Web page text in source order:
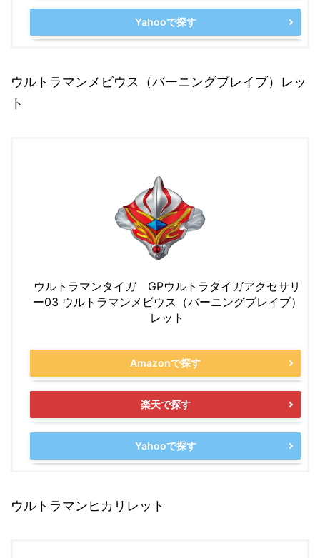
Yahooで探す
ウルトラマンメビウス（バーニングブレイブ）レッ
ト
ウルトラマンタイガ GPウルトラタイガアクセサリ
ー03 ウルトラマンメビウス（バーニングブレイブ）
レット
Amazonで探す
楽天で探す
Yahooで探す
ウルトラマンヒカリレット